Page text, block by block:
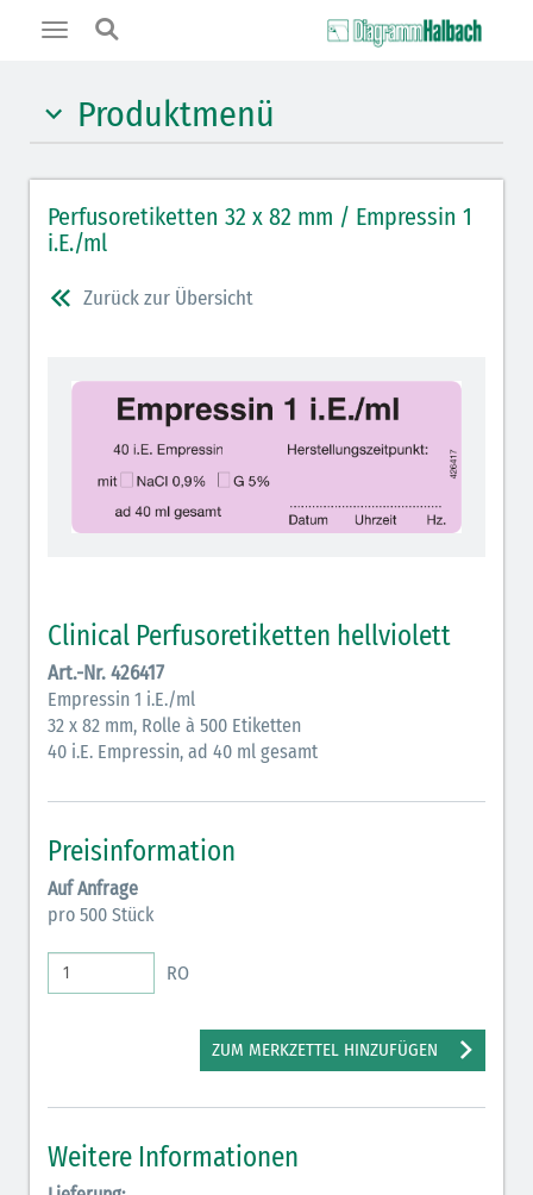
Toggle
Produktmenü
Benzodiazepine (orange)
Muskelrelaxans Antagonisten (rot schraffiert): DIVI
Opiate/Opioide (hellblau)
Lokalanästhetika (grau)
Vasopressoren (hellviolett)
Antihypertonika/Vasodilatantien (hellviolett
Verschiedene Medikamente (weiß)
Antikoagulantien (hellgrau/weiß mit schwarzem
Rahmen)
Bronchodilatatoren (blau-braun)
Antikonvulsiva (grau-lila)
Inodilatatoren (rot-grün)
Antiarrhythmika (rot-blau)
Elektrolyte Kalium (grün-blau)
Perfusoretiketten 32 x 82 mm / Empressin 1
i.E./ml
Zurück zur Übersicht
Clinical Perfusoretiketten hellviolett
Art.-Nr. 426417
Empressin 1 i.E./ml
32 x 82 mm, Rolle à 500 Etiketten
40 i.E. Empressin, ad 40 ml gesamt
Preisinformation
Auf Anfrage
pro 500 Stück
RO
ZUM MERKZETTEL HINZUFÜGEN
Weitere Informationen